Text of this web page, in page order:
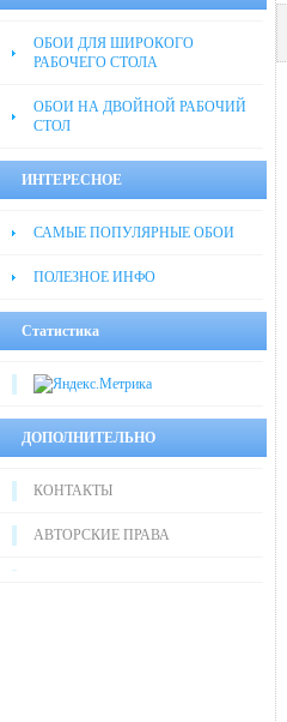
ОБОИ ДЛЯ ШИРОКОГО
РАБОЧЕГО СТОЛА
ОБОИ НА ДВОЙНОЙ РАБОЧИЙ
СТОЛ
ИНТЕРЕСНОЕ
САМЫЕ ПОПУЛЯРНЫЕ ОБОИ
ПОЛЕЗНОЕ ИНФО
Статистика
ДОПОЛНИТЕЛЬНО
КОНТАКТЫ
АВТОРСКИЕ ПРАВА